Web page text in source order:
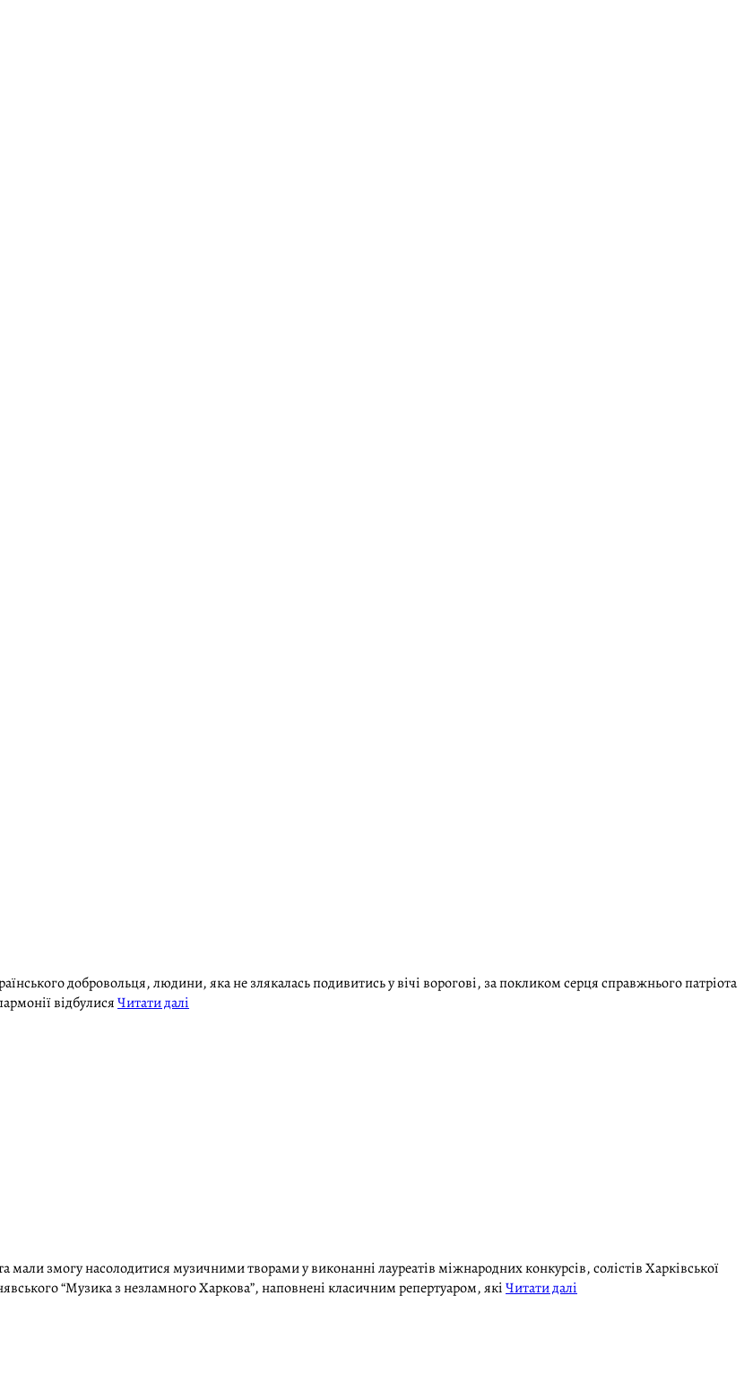
добровольця, людини, яка не злякалась подивитись у вічі ворогові, за покликом серця справжнього патріота
відбулисяЧитати далі
мали змогу насолодитися музичними творами у виконанні лауреатів міжнародних конкурсів, солістів Харківської
“Музика з незламного Харкова”, наповнені класичним репертуаром, якіЧитати далі